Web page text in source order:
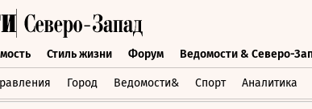
Стиль жизни Форум Ведомости & Северо-
Город Ведомости& Спорт Аналитика
Стиль жизни Форум Ведомости &